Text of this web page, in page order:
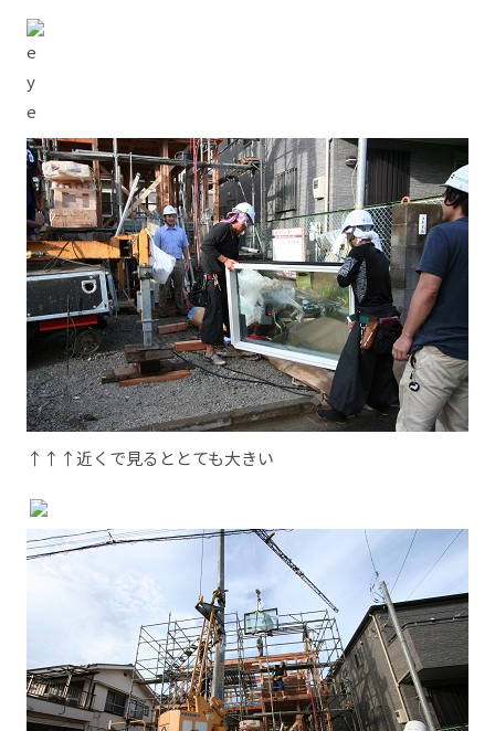
↑↑↑近くで見るととても大きい